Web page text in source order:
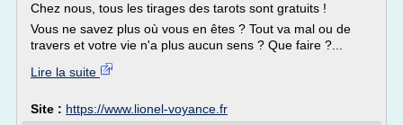
Chez nous, tous les tirages des tarots sont gratuits !
Vous ne savez plus où vous en êtes ? Tout va mal ou de
travers et votre vie n'a plus aucun sens ? Que faire ?...
Lire la suite
Site : https://www.lionel-voyance.fr